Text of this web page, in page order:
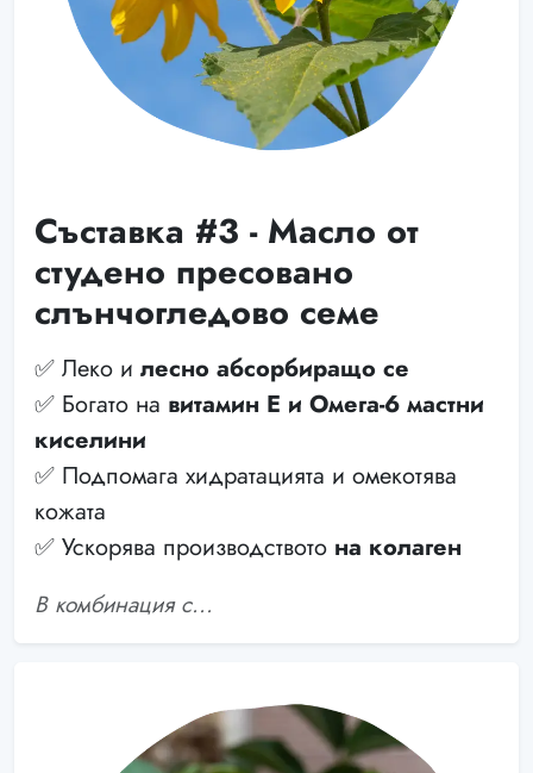
Съставка #3 - Масло от
студено пресовано
слънчогледово семе
✅ Леко и лесно абсорбиращо се
✅ Богато на витамин Е и Омега-6 мастни
киселини
✅ Подпомага хидратацията и омекотява
кожата
✅ Ускорява производството на колаген
В комбинация с...